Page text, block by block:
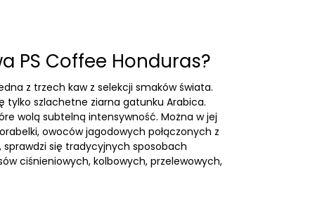
PS Coffee Honduras?
z trzech kaw z selekcji smaków świata.
tylko szlachetne ziarna gatunku Arabica.
wolą subtelną intensywność. Można w jej
owoców jagodowych połączonych z
sprawdzi się tradycyjnych sposobach
ciśnieniowych, kolbowych, przelewowych,